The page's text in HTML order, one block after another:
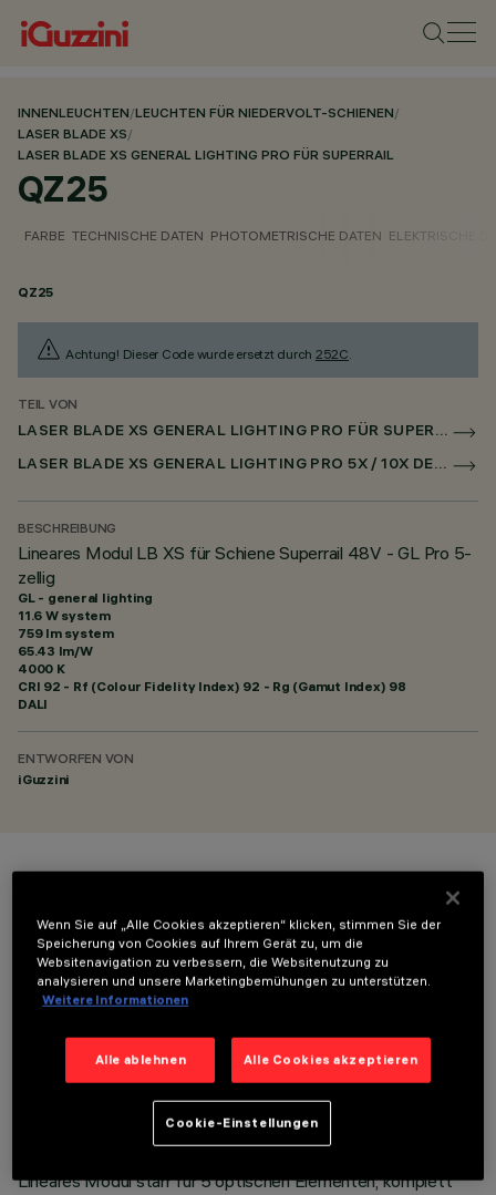
INNENLEUCHTEN/LEUCHTEN FÜR NIEDERVOLT-SCHIENEN/
LASER BLADE XS/
LASER BLADE XS GENERAL LIGHTING PRO FÜR SUPERRAIL
QZ25
FARBE TECHNISCHE DATEN PHOTOMETRISCHE DATEN ELEKTRISCHE
QZ25
Achtung! Dieser Code wurde ersetzt durch 252C.
TEIL VON
LASER BLADE XS GENERAL LIGHTING PRO FÜR SUPERRAIL
LASER BLADE XS GENERAL LIGHTING PRO 5X / 10X DECKEN FÜR SUPERRAIL DALI POWERLINE
BESCHREIBUNG
Lineares Modul LB XS für Schiene Superrail 48V - GL Pro 5-
zellig
GL - general lighting
11.6 W system
759 lm system
65.43 lm/W
4000 K
CRI 92 - Rf (Colour Fidelity Index) 92 - Rg (Gamut Index) 98
DALI
ENTWORFEN VON
iGuzzini
TECHNISCHE DATEN
LETZTES UPDATE: 03.08.2026
Lineares Modul starr für 5 optischen Elementen, komplett
Wenn Sie auf „Alle Cookies akzeptieren“ klicken, stimmen Sie der
Speicherung von Cookies auf Ihrem Gerät zu, um die
Websitenavigation zu verbessern, die Websitenutzung zu
analysieren und unsere Marketingbemühungen zu unterstützen.
Weitere Informationen
Alle ablehnen Alle Cookies akzeptieren
Cookie-Einstellungen